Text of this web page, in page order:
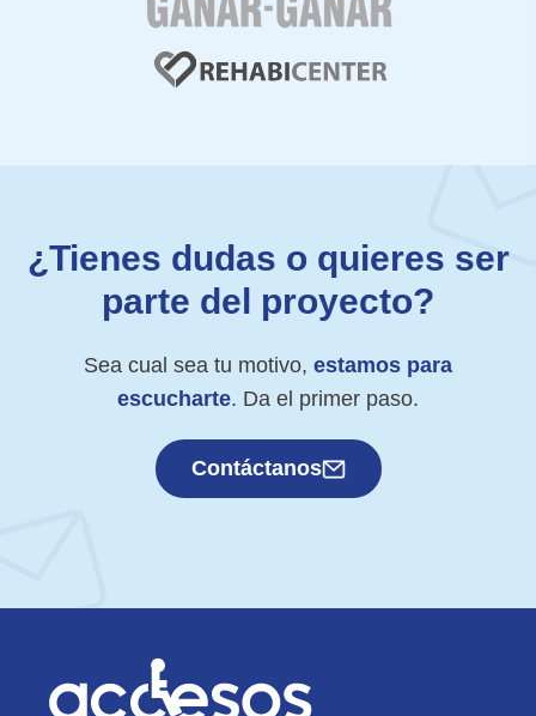
¿Tienes dudas o quieres ser
parte del proyecto?
Sea cual sea tu motivo, estamos para
escucharte. Da el primer paso.
Contáctanos